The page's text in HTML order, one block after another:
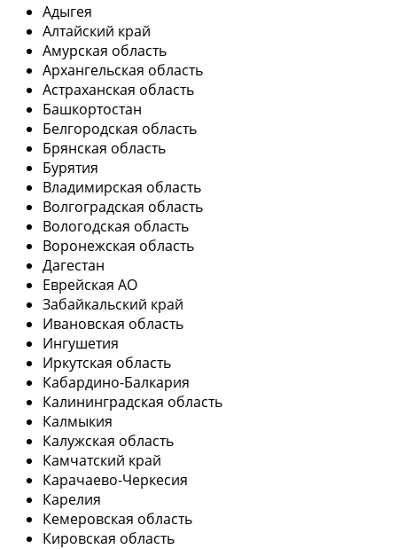
Адыгея
Алтайский край
Амурская область
Архангельская область
Астраханская область
Башкортостан
Белгородская область
Брянская область
Бурятия
Владимирская область
Волгоградская область
Вологодская область
Воронежская область
Дагестан
Еврейская АО
Забайкальский край
Ивановская область
Ингушетия
Иркутская область
Кабардино-Балкария
Калининградская область
Калмыкия
Калужская область
Камчатский край
Карачаево-Черкесия
Карелия
Кемеровская область
Кировская область